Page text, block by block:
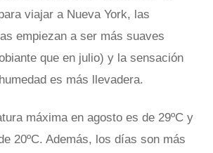
viajar a Nueva York, las
empiezan a ser más suaves
que en julio) y la sensación
es más llevadera.
máxima en agosto es de 29ºC y
20ºC. Además, los días son más